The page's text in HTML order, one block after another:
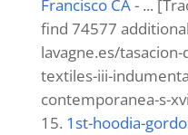
Francisco CA- ...
find 74577
lavagne.es/
textiles-iii-
contemporanea-s-
1st-hoodia-